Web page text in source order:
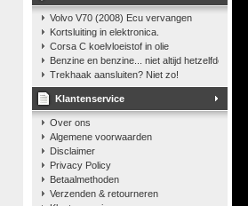
Volvo V70 (2008) Ecu vervangen
Kortsluiting in elektronica.
Corsa C koelvloeistof in olie
Benzine en benzine... niet altijd hetzelfde
Trekhaak aansluiten? Niet zo!
Klantenservice
Over ons
Algemene voorwaarden
Disclaimer
Privacy Policy
Betaalmethoden
Verzenden & retourneren